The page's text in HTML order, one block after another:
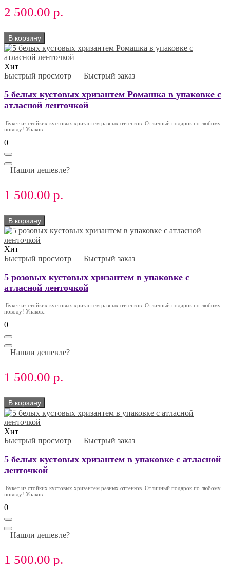
2 500.00 р.
В корзину
Хит
Быстрый просмотр
Быстрый заказ
5 белых кустовых хризантем Ромашка в упаковке с
атласной ленточкой
Букет из стойких кустовых хризантем разных оттенков. Отличный подарок по любому
поводу! Упаков..
0
Нашли дешевле?
1 500.00 р.
В корзину
Хит
Быстрый просмотр
Быстрый заказ
5 розовых кустовых хризантем в упаковке с
атласной ленточкой
Букет из стойких кустовых хризантем разных оттенков. Отличный подарок по любому
поводу! Упаков..
0
Нашли дешевле?
1 500.00 р.
В корзину
Хит
Быстрый просмотр
Быстрый заказ
5 белых кустовых хризантем в упаковке с атласной
ленточкой
Букет из стойких кустовых хризантем разных оттенков. Отличный подарок по любому
поводу! Упаков..
0
Нашли дешевле?
1 500.00 р.